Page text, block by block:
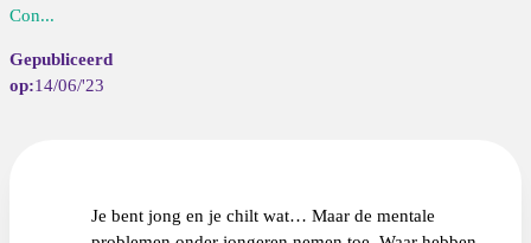
Con...
14/06/'23
Je bent jong en je chilt wat… Maar de mentale